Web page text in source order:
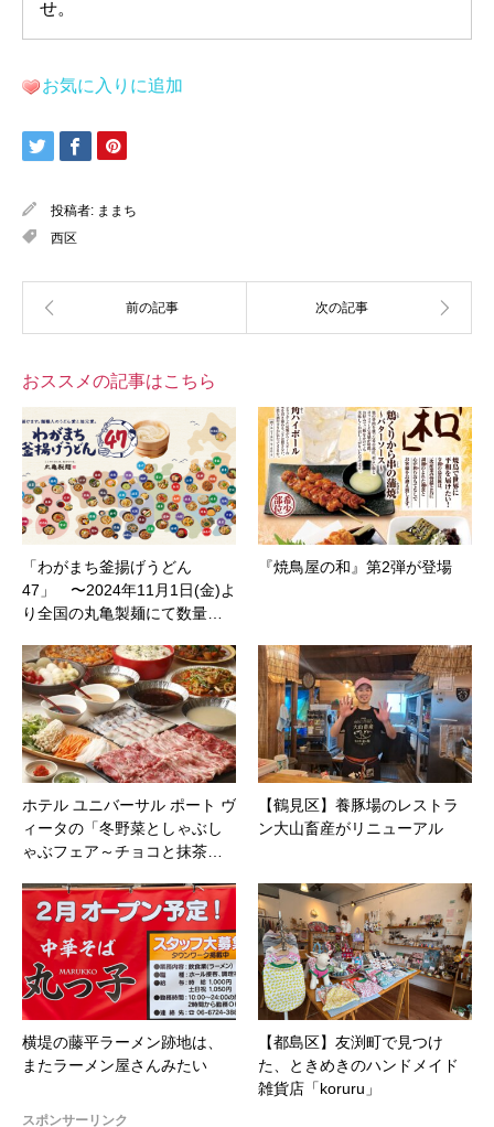
せ。
お気に入りに追加
投稿者: ままち
西区
おススメの記事はこちら
「わがまち釜揚げうどん
47」 〜2024年11月1日(金)よ
り全国の丸亀製麺にて数量…
『焼鳥屋の和』第2弾が登場
ホテル ユニバーサル ポート ヴ
ィータの「冬野菜としゃぶし
ゃぶフェア～チョコと抹茶…
【鶴見区】養豚場のレストラ
ン大山畜産がリニューアル
横堤の藤平ラーメン跡地は、
またラーメン屋さんみたい
【都島区】友渕町で見つけ
た、ときめきのハンドメイド
雑貨店「koruru」
スポンサーリンク